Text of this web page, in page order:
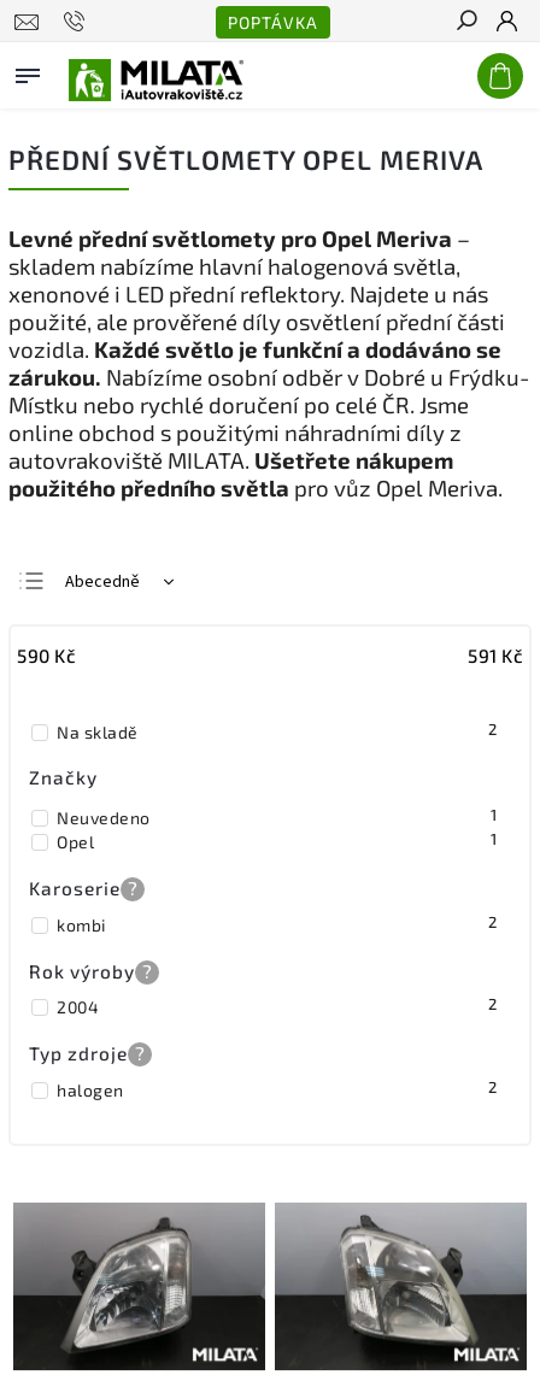
POPTÁVKA
Hledat
PŘEDNÍ SVĚTLOMETY OPEL MERIVA
Levné přední světlomety pro Opel Meriva –
skladem nabízíme hlavní halogenová světla,
xenonové i LED přední reflektory. Najdete u nás
použité, ale prověřené díly osvětlení přední části
vozidla. Každé světlo je funkční a dodáváno se
zárukou. Nabízíme osobní odběr v Dobré u Frýdku-
Místku nebo rychlé doručení po celé ČR. Jsme
online obchod s použitými náhradními díly z
autovrakoviště MILATA. Ušetřete nákupem
použitého předního světla pro vůz Opel Meriva.
Abecedně
Nejdražší
590 Kč 591 Kč
Na skladě 2
Značky
Neuvedeno 1
Opel 1
Karoserie ?
kombi 2
Rok výroby ?
2004 2
Typ zdroje ?
halogen 2